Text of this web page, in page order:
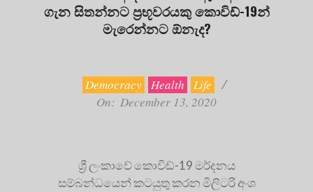
ගැන සිතන්නට ප්‍රභූවරයකු කොවිඩ්-19න්
මැරෙන්නට ඕනැද?
Democracy Health
Life
On: December 13, 2020
ශ්‍රී ලංකාවේ කොවිඩ්-19 මර්දනය
සම්බන්ධයෙන් කටයුතු කරන මිලිටරි අංශ